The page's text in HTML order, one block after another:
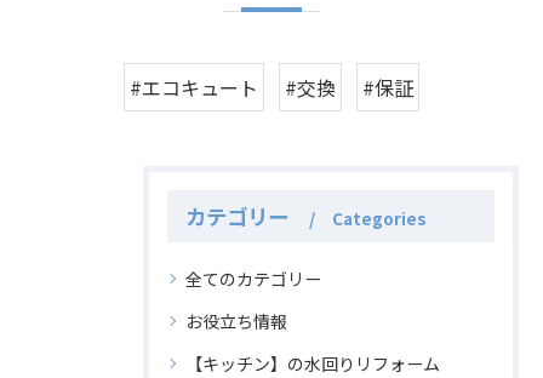
#エコキュート #交換 #保証
カテゴリー Categories
全てのカテゴリー
お役立ち情報
【キッチン】の水回りリフォーム